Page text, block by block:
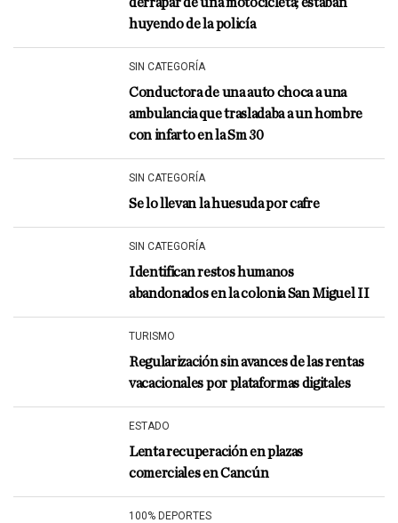
huyendo de la policía
SIN CATEGORÍA
Conductora de una auto choca a una
ambulancia que trasladaba a un hombre
con infarto en la Sm 30
SIN CATEGORÍA
Se lo llevan la huesuda por cafre
SIN CATEGORÍA
Identifican restos humanos
abandonados en la colonia San Miguel II
TURISMO
Regularización sin avances de las rentas
vacacionales por plataformas digitales
ESTADO
Lenta recuperación en plazas
comerciales en Cancún
100% DEPORTES